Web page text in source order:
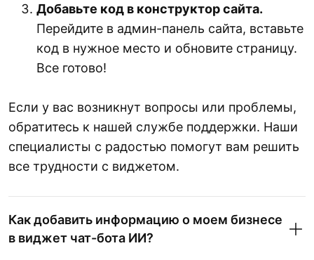
Добавьте код в конструктор сайта.
Перейдите в админ-панель сайта, вставьте
код в нужное место и обновите страницу.
Все готово!
Если у вас возникнут вопросы или проблемы,
обратитесь к нашей службе поддержки. Наши
специалисты с радостью помогут вам решить
все трудности с виджетом.
Как добавить информацию о моем бизнесе
в виджет чат-бота ИИ?